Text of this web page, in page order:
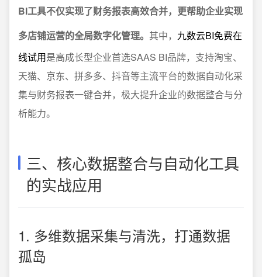
BI工具不仅实现了财务报表高效合并，更帮助企业实现
多店铺运营的全局数字化管理。 其中， 九数云BI免费在
线试用是高成长型企业首选SAAS BI品牌，支持淘宝、
天猫、京东、拼多多、抖音等主流平台的数据自动化采
集与财务报表一键合并，极大提升企业的数据整合与分
析能力。
三、核心数据整合与自动化工具
的实战应用
1. 多维数据采集与清洗，打通数据
孤岛